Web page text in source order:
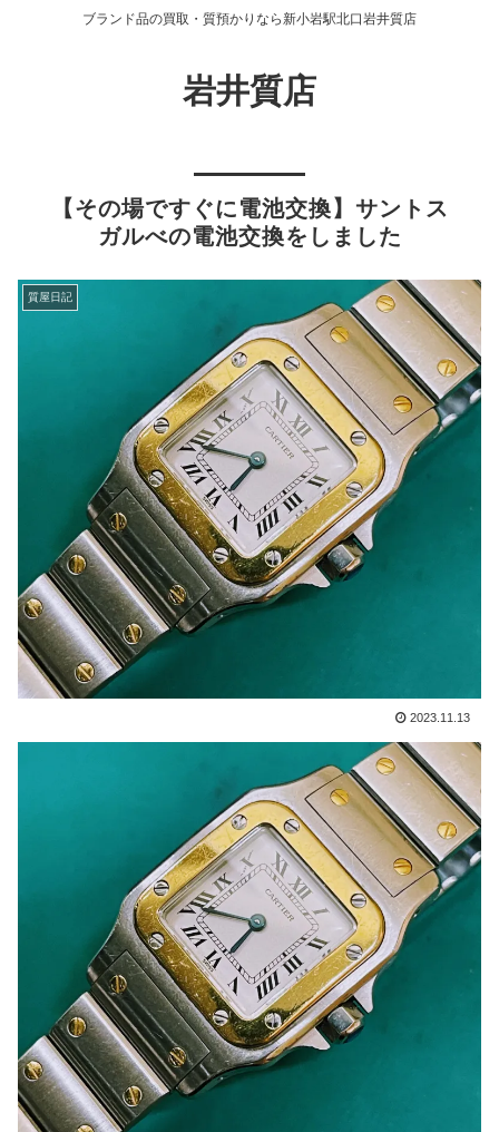
ブランド品の買取・質預かりなら新小岩駅北口岩井質店
岩井質店
【その場ですぐに電池交換】サントス
ガルべの電池交換をしました
質屋日記
2023.11.13